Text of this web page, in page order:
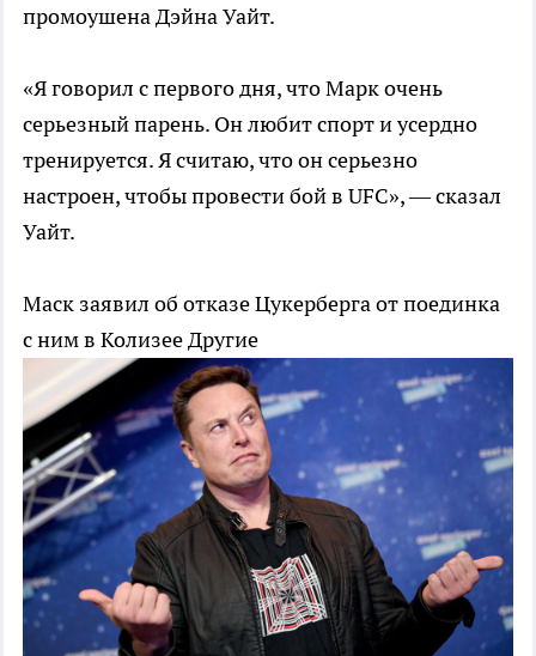
промоушена Дэйна Уайт.
«Я говорил с первого дня, что Марк очень
серьезный парень. Он любит спорт и усердно
тренируется. Я считаю, что он серьезно
настроен, чтобы провести бой в UFC», — сказал
Уайт.
Маск заявил об отказе Цукерберга от поединка
с ним в КолизееДругие